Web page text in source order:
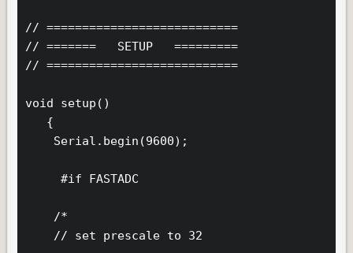
// ===========================
// =======   SETUP   =========
// ===========================
void setup()
   {
    Serial.begin(9600);
     #if FASTADC
    /*
    // set prescale to 32